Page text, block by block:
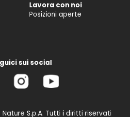
Lavora con noi
Posizioni aperte
sui social
S.p.A. Tutti i diritti riservati